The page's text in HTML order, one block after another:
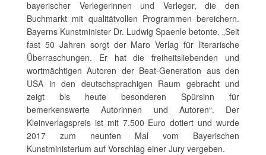
bayerischer Verlegerinnen und Verleger, die den
Buchmarkt mit qualitätvollen Programmen bereichern.
Bayerns Kunstminister Dr. Ludwig Spaenle betonte. „Seit
fast 50 Jahren sorgt der Maro Verlag für literarische
Überraschungen. Er hat die freiheitsliebenden und
wortmächtigen Autoren der Beat-Generation aus den
USA in den deutschsprachigen Raum gebracht und
zeigt bis heute besonderen Spürsinn für
bemerkenswerte Autorinnen und Autoren“. Der
Kleinverlagspreis ist mit 7.500 Euro dotiert und wurde
2017 zum neunten Mal vom Bayerischen
Kunstministerium auf Vorschlag einer Jury vergeben.